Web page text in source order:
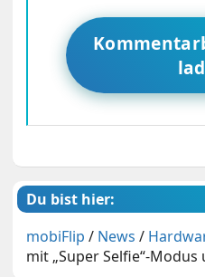
Du bist hier:
mobiFlip / News /
mit „Super Selfie“-